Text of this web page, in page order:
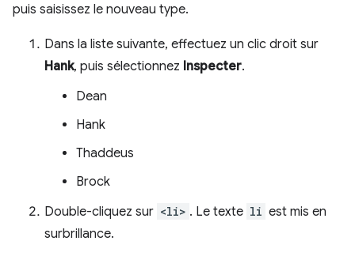
puis saisissez le nouveau type.
Dans la liste suivante, effectuez un clic droit sur
Hank, puis sélectionnez Inspecter.
Dean
Hank
Thaddeus
Brock
Double-cliquez sur <li> . Le texte li est mis en
surbrillance.